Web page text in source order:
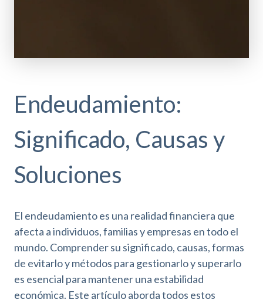
Endeudamiento:
Significado, Causas y
Soluciones
El endeudamiento es una realidad financiera que
afecta a individuos, familias y empresas en todo el
mundo. Comprender su significado, causas, formas
de evitarlo y métodos para gestionarlo y superarlo
es esencial para mantener una estabilidad
económica. Este artículo aborda todos estos